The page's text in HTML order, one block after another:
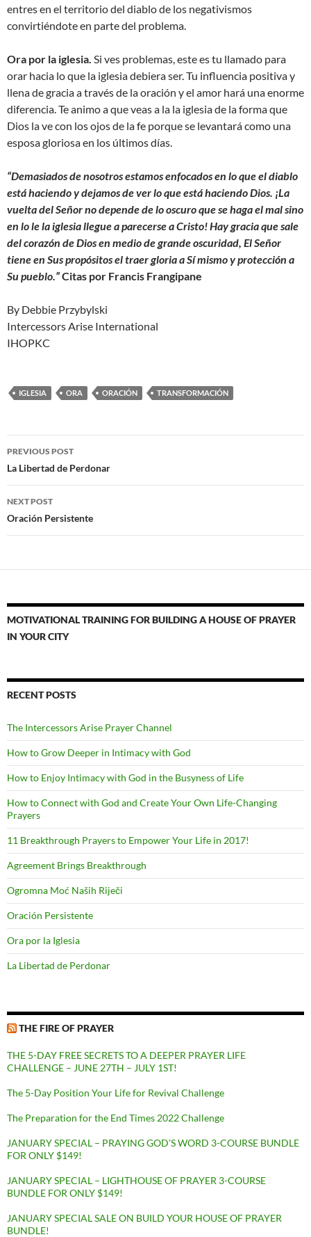
entres en el territorio del diablo de los negativismos
convirtiéndote en parte del problema.
Ora por la iglesia. Si ves problemas, este es tu llamado para
orar hacia lo que la iglesia debiera ser. Tu influencia positiva y
llena de gracia a través de la oración y el amor hará una enorme
diferencia. Te animo a que veas a la la iglesia de la forma que
Dios la ve con los ojos de la fe porque se levantará como una
esposa gloriosa en los últimos días.
“Demasiados de nosotros estamos enfocados en lo que el diablo
está haciendo y dejamos de ver lo que está haciendo Dios. ¡La
vuelta del Señor no depende de lo oscuro que se haga el mal sino
en lo le la iglesia llegue a parecerse a Cristo! Hay gracia que sale
del corazón de Dios en medio de grande oscuridad, El Señor
tiene en Sus propósitos el traer gloria a Sí mismo y protección a
Su pueblo.”Citas por Francis Frangipane
By Debbie Przybylski
Intercessors Arise International
IHOPKC
IGLESIA ORA ORACIÓN TRANSFORMACIÓN
Post
navigation
PREVIOUS POST
La Libertad de Perdonar
NEXT POST
Oración Persistente
MOTIVATIONAL TRAINING FOR BUILDING A HOUSE OF PRAYER
IN YOUR CITY
RECENT POSTS
The Intercessors Arise Prayer Channel
How to Grow Deeper in Intimacy with God
How to Enjoy Intimacy with God in the Busyness of Life
How to Connect with God and Create Your Own Life-Changing
Prayers
11 Breakthrough Prayers to Empower Your Life in 2017!
Agreement Brings Breakthrough
Ogromna Moć Naših Riječi
Oración Persistente
Ora por la Iglesia
La Libertad de Perdonar
THE FIRE OF PRAYER
THE 5-DAY FREE SECRETS TO A DEEPER PRAYER LIFE
CHALLENGE – JUNE 27TH – JULY 1ST!
The 5-Day Position Your Life for Revival Challenge
The Preparation for the End Times 2022 Challenge
JANUARY SPECIAL – PRAYING GOD’S WORD 3-COURSE BUNDLE
FOR ONLY $149!
JANUARY SPECIAL – LIGHTHOUSE OF PRAYER 3-COURSE
BUNDLE FOR ONLY $149!
JANUARY SPECIAL SALE ON BUILD YOUR HOUSE OF PRAYER
BUNDLE!